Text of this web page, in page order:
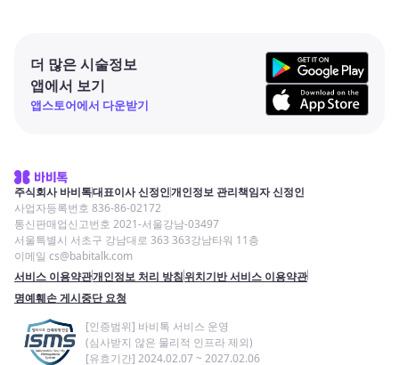
더 많은 시술정보
앱에서 보기
앱스토어에서 다운받기
주식회사 바비톡대표이사 신정인개인정보 관리책임자 신정인
사업자등록번호 836-86-02172
통신판매업신고번호 2021-서울강남-03497
서울특별시 서초구 강남대로 363 363강남타워 11층
이메일 cs@babitalk.com
서비스 이용약관개인정보 처리 방침위치기반 서비스 이용약관
명예훼손 게시중단 요청
[인증범위] 바비톡 서비스 운영
(심사받지 않은 물리적 인프라 제외)
[유효기간] 2024.02.07 ~ 2027.02.06